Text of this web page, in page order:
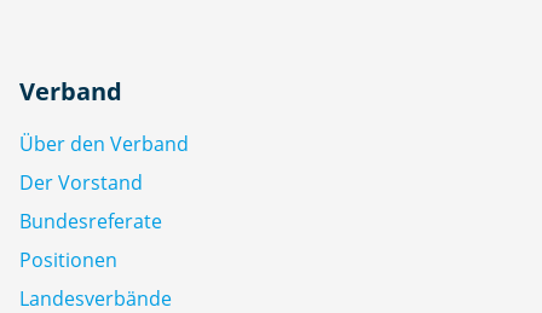
Verband
Über den Verband
Der Vorstand
Bundesreferate
Positionen
Landesverbände